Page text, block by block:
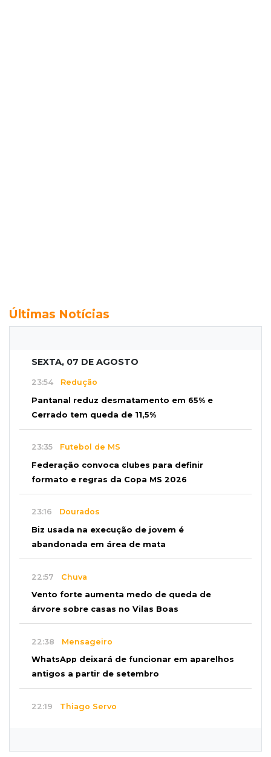
Últimas Notícias
SEXTA, 07 DE AGOSTO
23:54 Redução
Pantanal reduz desmatamento em 65% e
Cerrado tem queda de 11,5%
23:35 Futebol de MS
Federação convoca clubes para definir
formato e regras da Copa MS 2026
23:16 Dourados
Biz usada na execução de jovem é
abandonada em área de mata
22:57 Chuva
Vento forte aumenta medo de queda de
árvore sobre casas no Vilas Boas
22:38 Mensageiro
WhatsApp deixará de funcionar em aparelhos
antigos a partir de setembro
22:19 Thiago Servo